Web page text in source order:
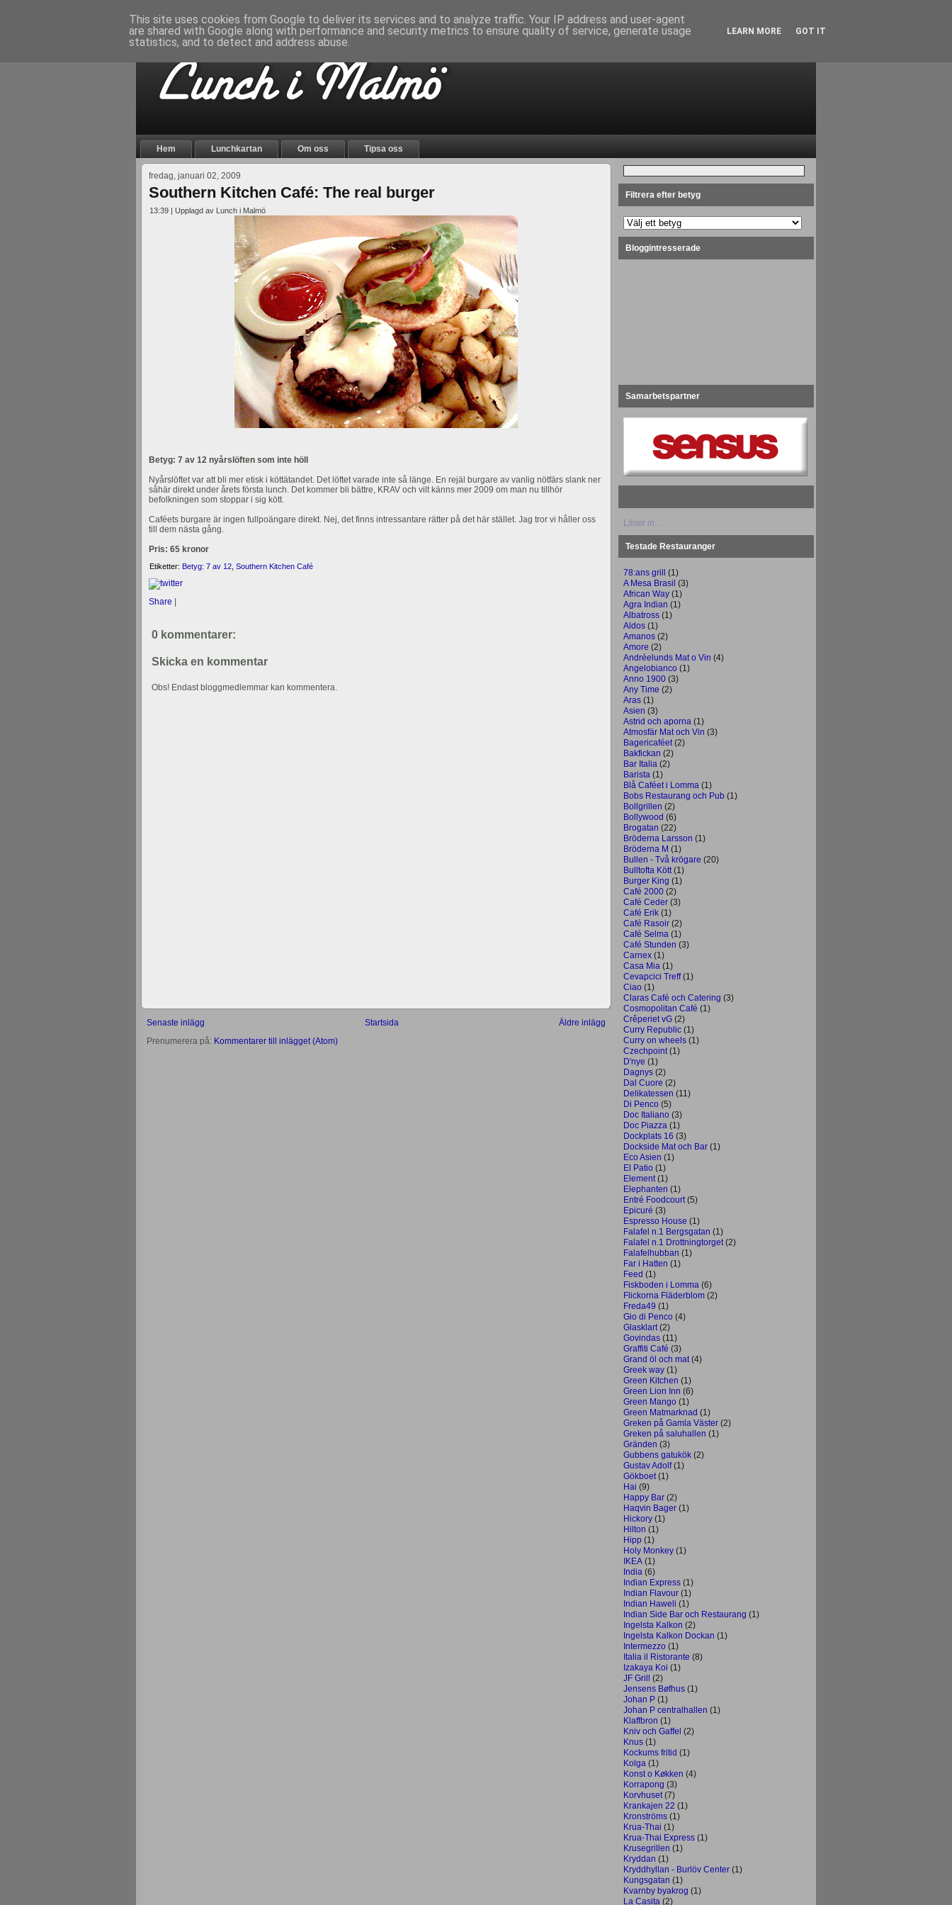
Hem Lunchkartan Om oss Tipsa oss
fredag, januari 02, 2009
Southern Kitchen Café: The real burger
13:39 | Upplagd av Lunch i Malmö
Betyg: 7 av 12 nyårslöften som inte höll
Nyårslöftet var att bli mer etisk i köttätandet. Det löftet varade inte så länge. En rejäl burgare av vanlig nötfärs slank ner
såhär direkt under årets första lunch. Det kommer bli bättre, KRAV och vilt känns mer 2009 om man nu tillhör
befolkningen som stoppar i sig kött.
Caféets burgare är ingen fullpoängare direkt. Nej, det finns intressantare rätter på det här stället. Jag tror vi håller oss
till dem nästa gång.
Pris: 65 kronor
Etiketter: Betyg: 7 av 12 Southern Kitchen Café
Share |
0 kommentarer:
Skicka en kommentar
Obs! Endast bloggmedlemmar kan kommentera.
Senaste inlägg Äldre inlägg
Startsida
Prenumerera på: Kommentarer till inlägget (Atom)
Filtrera efter betyg
Bloggintresserade
Samarbetspartner
Läser in...
Testade Restauranger
78:ans grill
(1)
A Mesa Brasil (3)
African Way (1)
Agra Indian (1)
Albatross (1)
Aldos (1)
Amanos (2)
Amore (2)
Andréelunds Mat o Vin (4)
Angelobianco (1)
Anno 1900 (3)
Any Time (2)
Aras (1)
Asien (3)
Astrid och aporna (1)
Atmosfär Mat och Vin (3)
Bagericaféet (2)
Bakfickan (2)
Bar Italia (2)
Barista (1)
Blå Caféet i Lomma (1)
Bobs Restaurang och Pub (1)
Bollgrillen (2)
Bollywood (6)
Brogatan (22)
Bröderna Larsson (1)
Bröderna M (1)
Bullen - Två krögare (20)
Bulltofta Kött (1)
Burger King (1)
Café 2000 (2)
Café Ceder (3)
Café Erik (1)
Café Rasoir (2)
Café Selma (1)
Café Stunden (3)
Carnex (1)
Casa Mia (1)
Cevapcici Treff (1)
Ciao (1)
Claras Café och Catering (3)
Cosmopolitan Café (1)
Crêperiet vG (2)
Curry Republic (1)
Curry on wheels (1)
Czechpoint (1)
D'nye (1)
Dagnys (2)
Dal Cuore (2)
Delikatessen (11)
Di Penco (5)
Doc Italiano (3)
Doc Piazza (1)
Dockplats 16 (3)
Dockside Mat och Bar (1)
Eco Asien (1)
El Patio (1)
Element (1)
Elephanten (1)
Entré Foodcourt (5)
Epicuré (3)
Espresso House (1)
Falafel n.1 Bergsgatan (1)
Falafel n.1 Drottningtorget (2)
Falafelhubban (1)
Far i Hatten (1)
Feed (1)
Fiskboden i Lomma (6)
Flickorna Fläderblom (2)
Freda49 (1)
Gio di Penco (4)
Glasklart (2)
Govindas (11)
Graffiti Café (3)
Grand öl och mat (4)
Greek way (1)
Green Kitchen (1)
Green Lion Inn (6)
Green Mango (1)
Green Matmarknad (1)
Greken på Gamla Väster (2)
Greken på saluhallen (1)
Gränden (3)
Gubbens gatukök (2)
Gustav Adolf (1)
Gökboet (1)
Hai (9)
Happy Bar (2)
Haqvin Bager (1)
Hickory (1)
Hilton (1)
Hipp (1)
Holy Monkey (1)
IKEA (1)
India (6)
Indian Express (1)
Indian Flavour (1)
Indian Haweli (1)
Indian Side Bar och Restaurang (1)
Ingelsta Kalkon (2)
Ingelsta Kalkon Dockan (1)
Intermezzo (1)
Italia il Ristorante (8)
Izakaya Koi (1)
JF Grill
(2)
Jensens Bøfhus (1)
Johan P (1)
Johan P centralhallen (1)
Klaffbron (1)
Kniv och Gaffel (2)
Knus (1)
Kockums fritid (1)
Kolga (1)
Konst o Køkken (4)
Korrapong (3)
Korvhuset (7)
Krankajen 22 (1)
Kronströms (1)
Krua-Thai (1)
Krua-Thai Express (1)
Krusegrillen (1)
Kryddan (1)
Kryddhyllan - Burlöv Center (1)
Kungsgatan (1)
Kvarnby byakrog (1)
La Casita (2)
This site uses cookies from Google to deliver its services and to analyze traffic. Your IP address and user-agent
are shared with Google along with performance and security metrics to ensure quality of service, generate usage
statistics, and to detect and address abuse.
LEARN MORE GOT IT